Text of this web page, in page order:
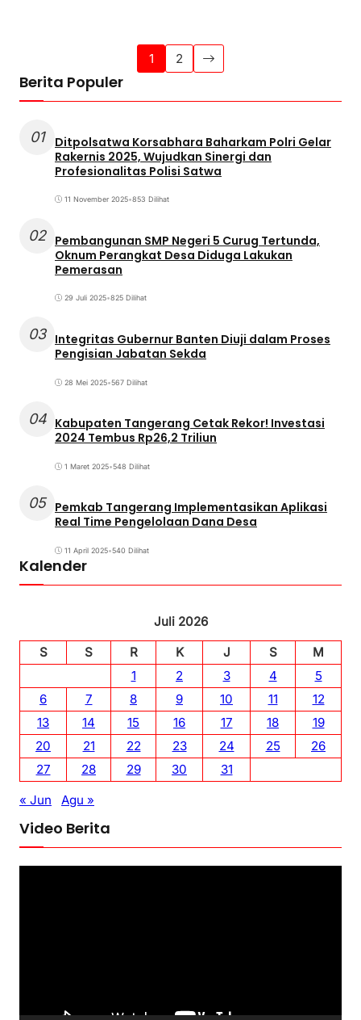
1 2
Berita Populer
01
Ditpolsatwa Korsabhara Baharkam Polri Gelar
Rakernis 2025, Wujudkan Sinergi dan
Profesionalitas Polisi Satwa
11 November 2025•853 Dilihat
02 Pembangunan SMP Negeri 5 Curug Tertunda,
Oknum Perangkat Desa Diduga Lakukan
Pemerasan
29 Juli 2025•825 Dilihat
03 Integritas Gubernur Banten Diuji dalam Proses
Pengisian Jabatan Sekda
28 Mei 2025•567 Dilihat
04 Kabupaten Tangerang Cetak Rekor! Investasi
2024 Tembus Rp26,2 Triliun
1 Maret 2025•548 Dilihat
05 Pemkab Tangerang Implementasikan Aplikasi
Real Time Pengelolaan Dana Desa
11 April 2025•540 Dilihat
Kalender
Juli 2026
S
S R K J S
M
1
2 3 4
5
6
7 8 9 10 11
12
13
14 15 16 17 18
19
20
21 22 23 24 25
26
27
28 29 30
31
« Jun
Agu »
Video Berita